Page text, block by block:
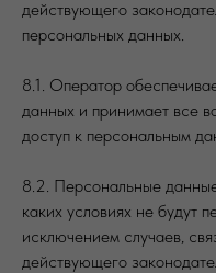
действующего
персональных данных.
8.1. Оператор
данных и принимает все
доступ к персональным
8.2. Персональные
каких условиях не будут
исключением случаев,
действующего